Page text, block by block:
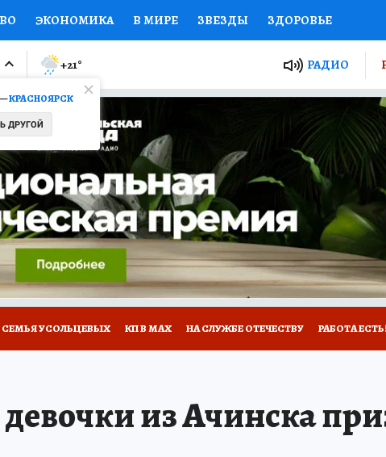
ЭКОНОМИКА В МИРЕ ЗВЕЗДЫ ЗДОРОВЬЕ
НАЦИОНАЛЬНЫЕ ПРОЕКТЫ РОССИИ
Я ЗНАЮ СЕМЬЯ ЖЕНСКИЕ СЕКРЕТЫ
СЕРИАЛЫ СПЕЦПРОЕКТЫ ДЕФИЦИТ ЖЕЛЕЗА ТУРИЗМ
КОНКУРСЫ РАБОТА У НАС ГИД ПОТРЕБИТЕЛЯ
КРАСНОЯРСК
ДРУГОЙ
+21° РАДИО
СЕМЬЯ УСОЛЬЦЕВЫХ КП В МАХ НА СЛУЖБЕ ОТЕЧЕСТВУ РАБОТА
из Ачинска